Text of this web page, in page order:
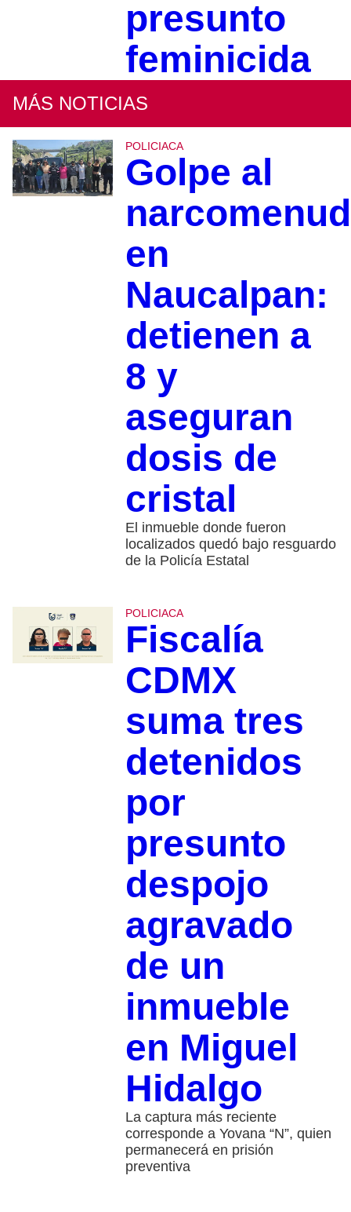
presunto
feminicida
MÁS NOTICIAS
POLICIACA
Golpe al
en
Naucalpan:
detienen a
8 y
aseguran
dosis de
cristal
El inmueble donde fueron
localizados quedó bajo resguardo
de la Policía Estatal
POLICIACA
Fiscalía
CDMX
suma tres
detenidos
por
presunto
despojo
agravado
de un
inmueble
en Miguel
Hidalgo
La captura más reciente
corresponde a Yovana “N”, quien
permanecerá en prisión
preventiva